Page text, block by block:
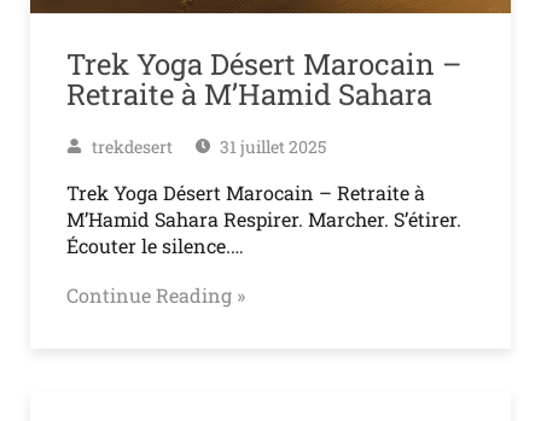
Trek Yoga Désert Marocain –
Retraite à M’Hamid Sahara
trekdesert 31 juillet 2025
Trek Yoga Désert Marocain – Retraite à
M’Hamid Sahara Respirer. Marcher. S’étirer.
Écouter le silence.…
Continue Reading »